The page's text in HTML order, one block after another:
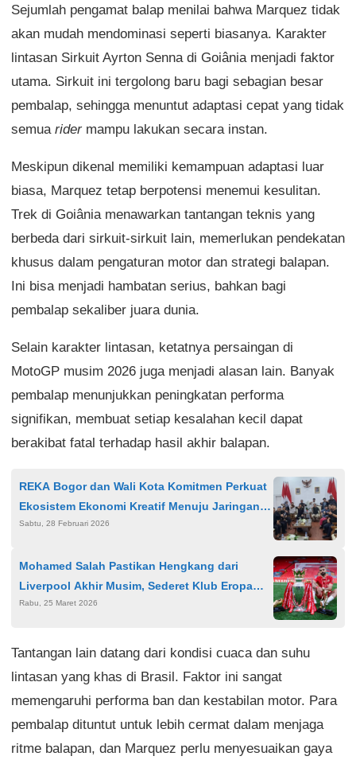
Sejumlah pengamat balap menilai bahwa Marquez tidak
akan mudah mendominasi seperti biasanya. Karakter
lintasan Sirkuit Ayrton Senna di Goiânia menjadi faktor
utama. Sirkuit ini tergolong baru bagi sebagian besar
pembalap, sehingga menuntut adaptasi cepat yang tidak
semua ridermampu lakukan secara instan.
Meskipun dikenal memiliki kemampuan adaptasi luar
biasa, Marquez tetap berpotensi menemui kesulitan.
Trek di Goiânia menawarkan tantangan teknis yang
berbeda dari sirkuit-sirkuit lain, memerlukan pendekatan
khusus dalam pengaturan motor dan strategi balapan.
Ini bisa menjadi hambatan serius, bahkan bagi
pembalap sekaliber juara dunia.
Selain karakter lintasan, ketatnya persaingan di
MotoGP musim 2026 juga menjadi alasan lain. Banyak
pembalap menunjukkan peningkatan performa
signifikan, membuat setiap kesalahan kecil dapat
berakibat fatal terhadap hasil akhir balapan.
REKA Bogor dan Wali Kota Komitmen Perkuat
Ekosistem Ekonomi Kreatif Menuju Jaringan
Kota Kreatif UNESCO
Sabtu, 28 Februari 2026
Mohamed Salah Pastikan Hengkang dari
Liverpool Akhir Musim, Sederet Klub Eropa
dan Arab Saudi Jadi Incaran
Rabu, 25 Maret 2026
Tantangan lain datang dari kondisi cuaca dan suhu
lintasan yang khas di Brasil. Faktor ini sangat
memengaruhi performa ban dan kestabilan motor. Para
pembalap dituntut untuk lebih cermat dalam menjaga
ritme balapan, dan Marquez perlu menyesuaikan gaya